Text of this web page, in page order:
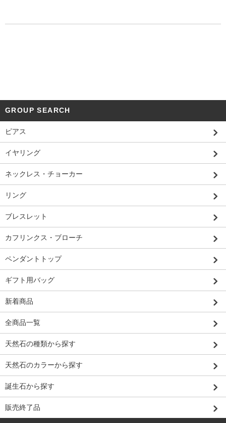
GROUP SEARCH
ピアス
イヤリング
ネックレス・チョーカー
リング
ブレスレット
カフリンクス・ブローチ
ペンダントトップ
ギフト用バッグ
新着商品
全商品一覧
天然石の種類から探す
天然石のカラーから探す
誕生石から探す
販売終了品